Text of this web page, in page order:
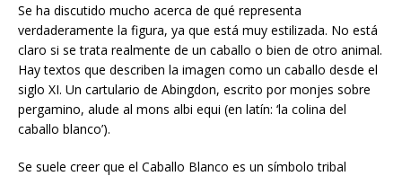
Se ha discutido mucho acerca de qué representa
verdaderamente la figura, ya que está muy estilizada. No está
claro si se trata realmente de un caballo o bien de otro animal.
Hay textos que describen la imagen como un caballo desde el
siglo XI. Un cartulario de Abingdon, escrito por monjes sobre
pergamino, alude al mons albi equi (en latín: ‘la colina del
caballo blanco’).
Se suele creer que el Caballo Blanco es un símbolo tribal